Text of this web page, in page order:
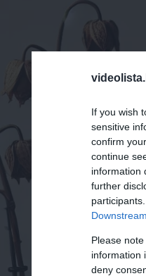
If you wish
sensitive
confirm
continue
information
further
Please
information
deny